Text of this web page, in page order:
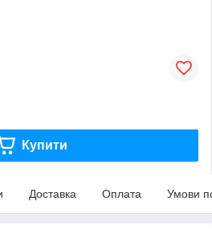
Купити
Доставка Оплата Умови